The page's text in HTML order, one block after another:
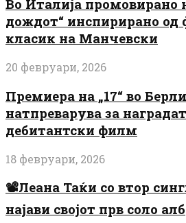
Во Италија промовирано
дождот“ инспирирано
класик на Манчевски
20 февруари, 2026
Премиера на „17“ во
натпреварува за
дебитантски филм
18 февруари, 2026
📽️Леана Таќи со втор
најави својот прв соло